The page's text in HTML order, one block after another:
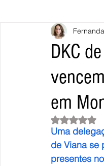
Vila Nova
Terras de Bouro
União
DKC
em
Avaliado
Uma
de Viana se
presentes